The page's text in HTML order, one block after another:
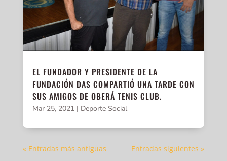
EL FUNDADOR Y PRESIDENTE DE LA
FUNDACIÓN DAS COMPARTIÓ UNA TARDE CON
SUS AMIGOS DE OBERÁ TENIS CLUB.
Mar 25, 2021| Deporte Social
« Entradas más antiguas Entradas siguientes »